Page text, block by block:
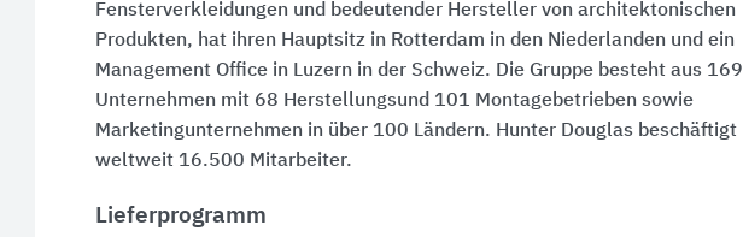
Fensterverkleidungen und bedeutender Hersteller von architektonischen
Produkten, hat ihren Hauptsitz in Rotterdam in den Niederlanden und ein
Management Office in Luzern in der Schweiz. Die Gruppe besteht aus 169
Unternehmen mit 68 Herstellungsund 101 Montagebetrieben sowie
Marketingunternehmen in über 100 Ländern. Hunter Douglas beschäftigt
weltweit 16.500 Mitarbeiter.
Lieferprogramm